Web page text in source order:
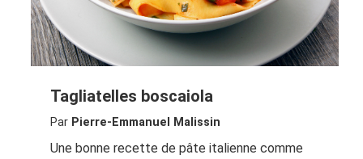
Tagliatelles boscaiola
Par Pierre-Emmanuel Malissin
Une bonne recette de pâte italienne comme